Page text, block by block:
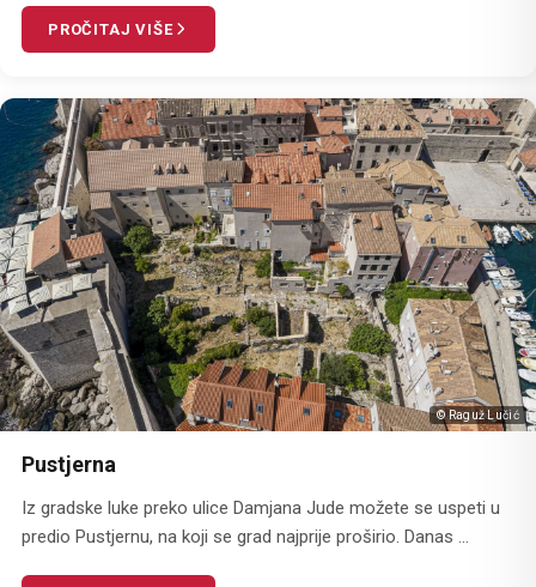
PROČITAJ VIŠE
© Raguž Lučić
Pustjerna
Iz gradske luke preko ulice Damjana Jude možete se uspeti u
predio Pustjernu, na koji se grad najprije proširio. Danas ...